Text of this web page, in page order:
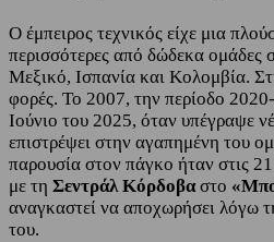
Ο έμπειρος τεχνικός είχε μια
περισσότερες από δώδεκα ομάδες
Μεξικό, Ισπανία και Κολομβία.
φορές. Το 2007, την περίοδο
Ιούνιο του 2025, όταν υπέγραψε
επιστρέψει στην αγαπημένη του
παρουσία στον πάγκο ήταν στις
με τη Σεντράλ Κόρδοβαστο
αναγκαστεί να αποχωρήσει λόγω
του.